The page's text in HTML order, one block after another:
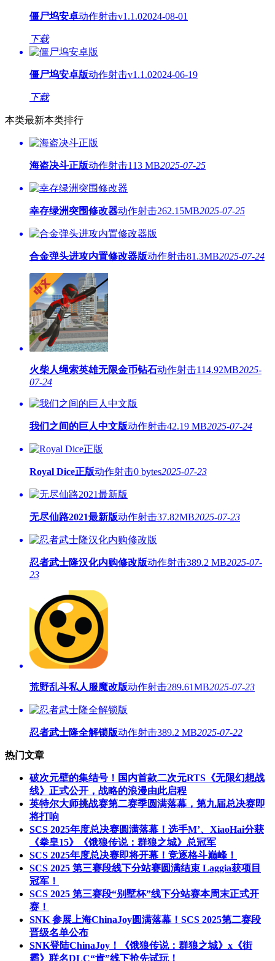
僵尸坞安卓动作射击v1.1.02024-08-01
下载
僵尸坞安卓版动作射击v1.1.02024-06-19
下载
本类最新本类排行
海盗决斗正版动作射击113 MB2025-07-25
幸存绿洲突围修改器动作射击262.15MB2025-07-25
合金弹头进攻内置修改器版动作射击81.3MB2025-07-24
火柴人绳索英雄无限金币钻石动作射击114.92MB2025-
07-24
我们之间的巨人中文版动作射击42.19 MB2025-07-24
Royal Dice正版动作射击0 bytes2025-07-23
无尽仙路2021最新版动作射击37.82MB2025-07-23
忍者武士隆汉化内购修改版动作射击389.2 MB2025-07-
23
荒野乱斗私人服魔改版动作射击289.61MB2025-07-23
忍者武士隆全解锁版动作射击389.2 MB2025-07-22
热门文章
破次元壁的集结号！国内首款二次元RTS《无限幻想战
线》正式公开，战略的浪漫由此启程
英特尔大师挑战赛第二赛季圆满落幕，第九届总决赛即
将打响
SCS 2025年度总决赛圆满落幕！选手M’、XiaoHai分获
《拳皇15》《饿狼传说：群狼之城》总冠军
SCS 2025年度总决赛即将开幕！竞逐格斗巅峰！
SCS 2025 第三赛段线下分站赛圆满结束 Laggia获项目
冠军！
SCS 2025 第三赛段“别墅杯”线下分站赛本周末正式开
赛！
SNK 参展上海ChinaJoy圆满落幕！SCS 2025第二赛段
晋级名单公布
SNK登陆ChinaJoy！《饿狼传说：群狼之城》x《街
霸》联名DLC“肯”线下抢先试玩！